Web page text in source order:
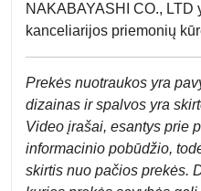
NAKABAYASHI CO., LTD
kanceliarijos priemonių
Prekės nuotraukos yra
dizainas ir spalvos yra
Video įrašai, esantys prie
informacinio pobūdžio,
skirtis nuo pačios prekės.